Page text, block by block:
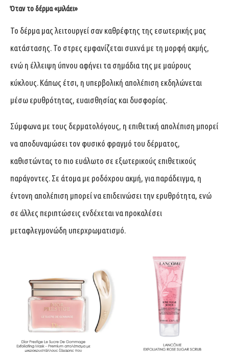
Όταν το δέρμα «μιλάει»
Το δέρμα μας λειτουργεί σαν καθρέφτης της εσωτερικής μας
κατάστασης. Το στρες εμφανίζεται συχνά με τη μορφή ακμής,
ενώ η έλλειψη ύπνου αφήνει τα σημάδια της με μαύρους
κύκλους. Κάπως έτσι, η υπερβολική απολέπιση εκδηλώνεται
μέσω ερυθρότητας, ευαισθησίας και δυσφορίας.
Σύμφωνα με τους δερματολόγους, η επιθετική απολέπιση μπορεί
να αποδυναμώσει τον φυσικό φραγμό του δέρματος,
καθιστώντας το πιο ευάλωτο σε εξωτερικούς επιθετικούς
παράγοντες. Σε άτομα με ροδόχρου ακμή, για παράδειγμα, η
έντονη απολέπιση μπορεί να επιδεινώσει την ερυθρότητα, ενώ
σε άλλες περιπτώσεις ενδέχεται να προκαλέσει
μεταφλεγμονώδη υπερχρωματισμό.